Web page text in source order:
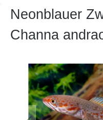
Neonblauer
Channa
Bildergalerie